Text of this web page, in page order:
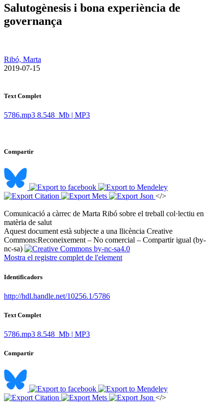
Salutogènesis i bona experiència de
governança
Ribó, Marta
​ 2019-07-15
Text Complet
5786.mp3 8.548 Mb | MP3
Compartir
</>
Comunicació a càrrec de Marta Ribó sobre el treball col·lectiu en
matèria de salut ​
Aquest document està subjecte a una llicència Creative
Commons:Reconeixement – No comercial – Compartir igual (by-
nc-sa)
Mostra el registre complet de l'element
Identificadors
http://hdl.handle.net/10256.1/5786
Text Complet
5786.mp3 8.548 Mb | MP3
Compartir
</>